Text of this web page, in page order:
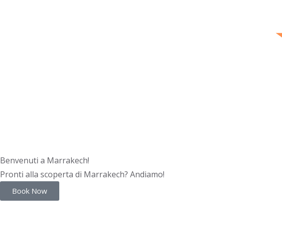
Benvenuti a Marrakech!
Pronti alla scoperta di Marrakech? Andiamo!
Book Now